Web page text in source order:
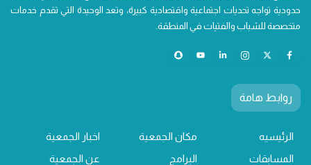
حدودية تواجه تحديات اجتماعية واقتصادية كبيرة، وتعد الوحيدة التي تقدم خدمات
متخصصة للشباب والفتيات في المنطقة.
روابط هامة
الرئيسيه مكان الجمعية
اخبار الجمعية
المسابقات
البرامج
عن الجمعية